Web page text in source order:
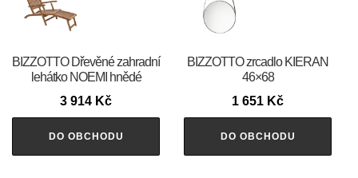
BIZZOTTO Dřevěné zahradní
lehátko NOEMI hnědé
3 914 Kč
DO OBCHODU
BIZZOTTO zrcadlo KIERAN
46×68
1 651 Kč
DO OBCHODU